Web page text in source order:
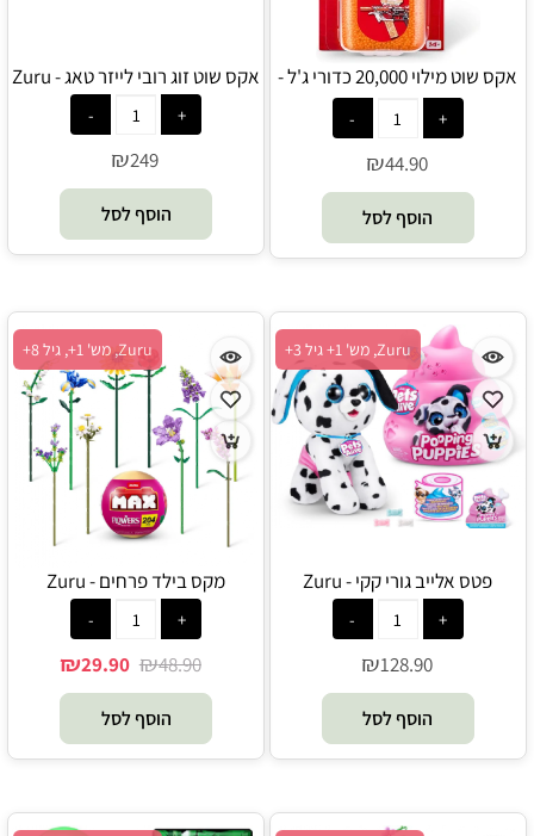
אקס שוט מילוי 20,000 כדורי ג'ל -
₪44.90
הוסף לסל
אקס שוט זוג רובי לייזר טאג - Zuru
₪249
הוסף לסל
Zuru, מש' 1+ גיל 3+
פטס אלייב גורי קקי - Zuru
₪128.90
הוסף לסל
Zuru, מש' 1+, גיל 8+
מקס בילד פרחים - Zuru
₪48.90
₪29.90
הוסף לסל